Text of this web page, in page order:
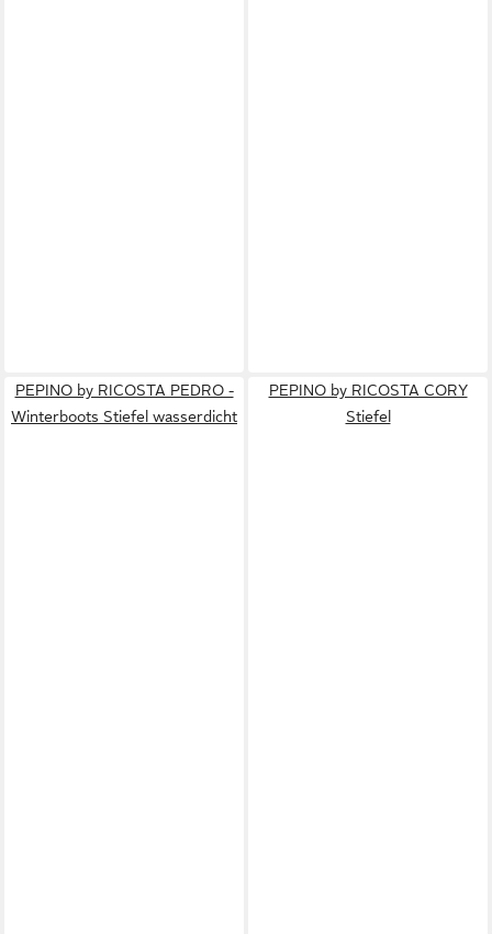
PEPINO by RICOSTA PEDRO -
Winterboots Stiefel wasserdicht
PEPINO by RICOSTA CORY
Stiefel